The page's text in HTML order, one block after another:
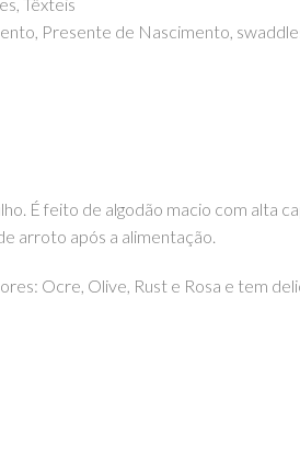
, Presente de Nascimento,
É feito de algodão macio com alta
arroto após a alimentação.
Ocre, Olive, Rust e Rosa e tem